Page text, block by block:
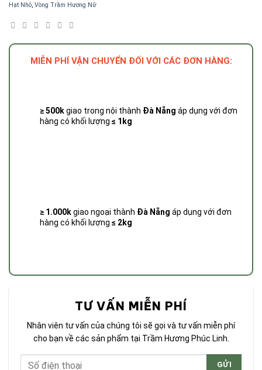
Hạt Nhỏ, Vòng Trầm Hương Nữ
MIỄN PHÍ VẬN CHUYỂN ĐỐI VỚI CÁC ĐƠN HÀNG:
≥ 500kgiao trong nội thành Đà Nẵng áp dụng với đơn
hàng có khối lượng ≤ 1kg
≥ 1.000kgiao ngoại thành Đà Nẵng áp dụng với đơn
hàng có khối lượng≤ 2kg
TƯ VẤN MIỄN PHÍ
Nhân viên tư vấn của chúng tôi sẽ gọi và tư vấn miễn phí
cho bạn về các sản phẩm tại Trầm Hương Phúc Linh.